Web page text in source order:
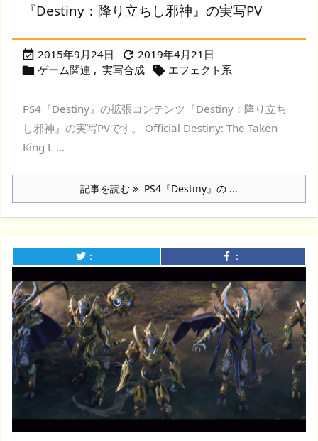
『Destiny：降り立ちし邪神』の実写PV
 2015年9月24日  2019年4月21日
 ゲーム関連 , 実写合成  エフェクト系
PS4『Destiny』の拡張コンテンツ『Destiny：降り立ち
し邪神』の実写PVです。 Official Destiny: The Taken
King L ...
記事を読む PS4『Destiny』の ...
： ：